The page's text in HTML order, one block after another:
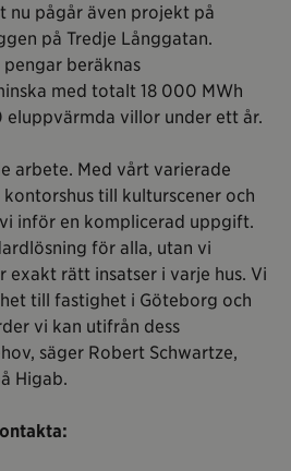
nu pågår även projekt på
på Tredje Långgatan.
beräknas
med totalt 18 000 MWh
villor under ett år.
arbete. Med vårt varierade
till kulturscener och
inför en komplicerad uppgift.
för alla, utan vi
rätt insatser i varje hus. Vi
till fastighet i Göteborg och
vi kan utifrån dess
säger Robert Schwartze,
Higab.